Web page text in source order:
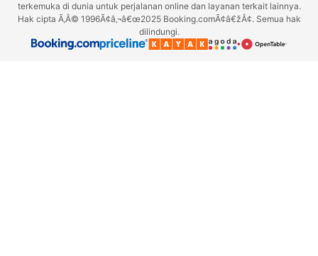
terkemuka di dunia untuk perjalanan online dan layanan terkait lainnya.
Hak cipta Ã‚Â© 1996Ã¢â‚¬â€œ2025 Booking.comÃ¢â€žÂ¢. Semua hak
dilindungi.